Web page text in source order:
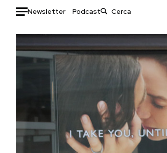
Newsletter Podcast
Auto
HOME
Italia
Tecnologia
Internet
Moda
Consumismi
Storie/Idee
Ok Boomer!